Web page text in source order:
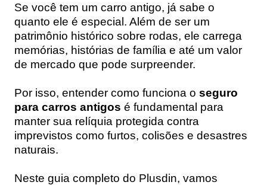
Se você tem um carro antigo, já sabe o
quanto ele é especial. Além de ser um
patrimônio histórico sobre rodas, ele carrega
memórias, histórias de família e até um valor
de mercado que pode surpreender.
Por isso, entender como funciona o seguro
para carros antigos é fundamental para
manter sua relíquia protegida contra
imprevistos como furtos, colisões e desastres
naturais.
Neste guia completo do Plusdin, vamos